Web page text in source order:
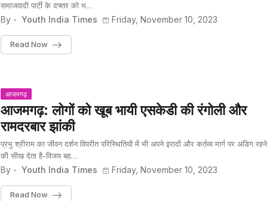
समाजवादी पार्टी के दफ्तर को भ…
By - Youth India Times Friday, November 10, 2023
Read Now
आजमगढ़
आजमगढ़: लोगों को खूब भायी एसकेडी की रंगोली और
रामदरबार झांकी
प्रभु श्रीराम का जीवन दर्शन विपरीत परिस्थितियों में भी अपने इरादों और कर्तव्य मार्ग पर अडिग रहने
की सीख देता है-विजय बह…
By - Youth India Times Friday, November 10, 2023
Read Now